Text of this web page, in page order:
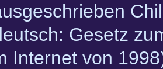
Gesetz
Internet von